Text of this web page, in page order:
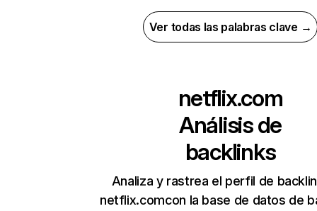
Ver todas las palabras clave →
netflix.com
Análisis de
backlinks
Analiza y rastrea el perfil de
netflix.comcon la base de datos de